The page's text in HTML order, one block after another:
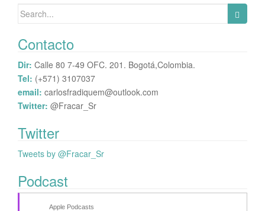
Search
Contacto
Dir: Calle 80 7-49 OFC. 201. Bogotá,Colombia.
Tel: (+571) 3107037
email: carlosfradiquem@outlook.com
Twitter: @Fracar_Sr
Twitter
Tweets by @Fracar_Sr
Podcast
Apple Podcasts